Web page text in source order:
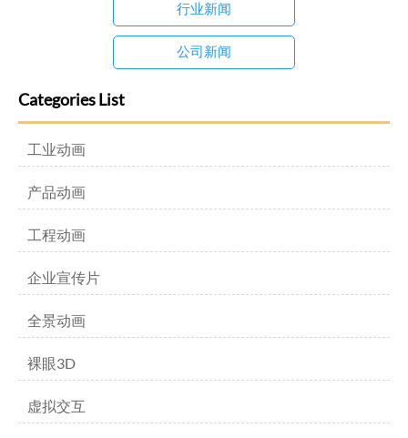
行业新闻
公司新闻
Categories List
工业动画
产品动画
工程动画
企业宣传片
全景动画
裸眼3D
虚拟交互